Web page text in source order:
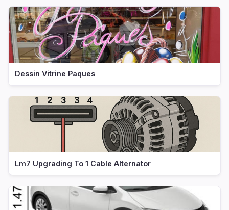
Dessin Vitrine Paques
Lm7 Upgrading To 1 Cable Alternator